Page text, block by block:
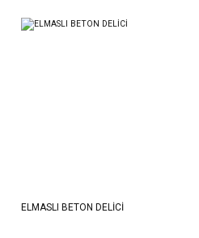
ELMASLI BETON DELİCİ